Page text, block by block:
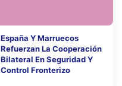
España Y Marruecos
Refuerzan La Cooperación
Bilateral En Seguridad Y
Control Fronterizo